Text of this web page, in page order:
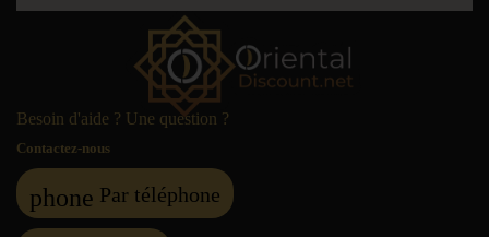
Besoin d'aide ? Une question ?
Contactez-nous
phone Par téléphone